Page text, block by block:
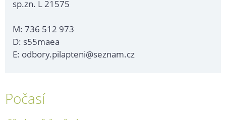
sp.zn. L 21575
M: 736 512 973
D: s55maea
E: odbory.pilapteni@seznam.cz
Počasí